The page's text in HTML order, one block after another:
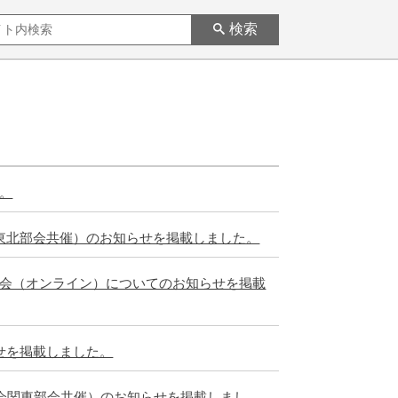
検索
部会共催）のお知らせを掲載しました。
（オンライン）についてのお知らせを掲載
掲載しました。